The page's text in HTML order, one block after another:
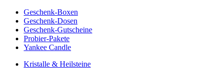
Geschenk-Boxen
Geschenk-Dosen
Geschenk-Gutscheine
Probier-Pakete
Yankee Candle
Kristalle & Heilsteine